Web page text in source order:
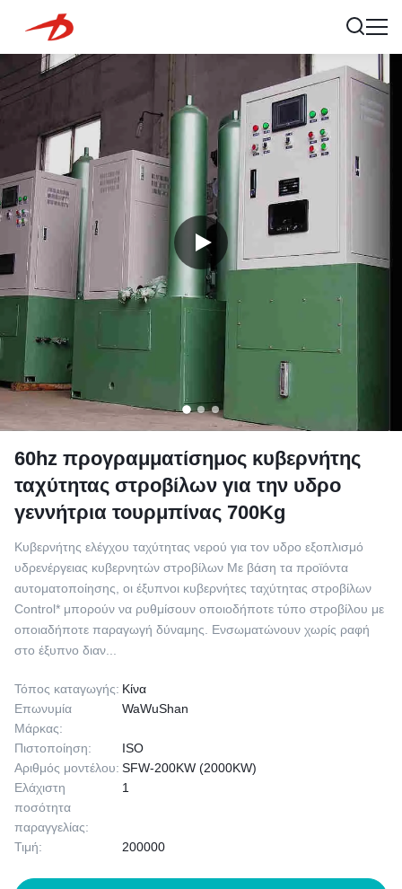
60hz προγραμματίσημος κυβερνήτης
ταχύτητας στροβίλων για την υδρο
γεννήτρια τουρμπίνας 700Kg
Κυβερνήτης ελέγχου ταχύτητας νερού για τον υδρο εξοπλισμό
υδρενέργειας κυβερνητών στροβίλων Με βάση τα προϊόντα
αυτοματοποίησης, οι έξυπνοι κυβερνήτες ταχύτητας στροβίλων
Control* μπορούν να ρυθμίσουν οποιοδήποτε τύπο στροβίλου με
οποιαδήποτε παραγωγή δύναμης. Ενσωματώνουν χωρίς ραφή
στο έξυπνο διαν...
Τόπος καταγωγής: Κίνα
Επωνυμία
Μάρκας:
WaWuShan
Πιστοποίηση:
ISO
Αριθμός μοντέλου: SFW-200KW (2000KW)
Ελάχιστη
ποσότητα
παραγγελίας:
1
Τιμή: 200000